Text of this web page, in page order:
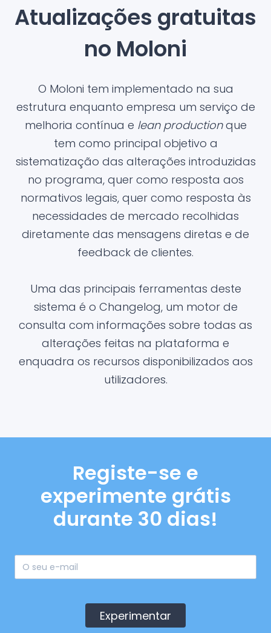
Atualizações gratuitas
no Moloni
O Moloni tem implementado na sua
estrutura enquanto empresa um serviço de
melhoria contínua e lean productionque
tem como principal objetivo a
sistematização das alterações introduzidas
no programa, quer como resposta aos
normativos legais, quer como resposta às
necessidades de mercado recolhidas
diretamente das mensagens diretas e de
feedback de clientes.
Uma das principais ferramentas deste
sistema é o Changelog, um motor de
consulta com informações sobre todas as
alterações feitas na plataforma e
enquadra os recursos disponibilizados aos
utilizadores.
Registe-se e
experimente grátis
durante 30 dias!
Experimentar